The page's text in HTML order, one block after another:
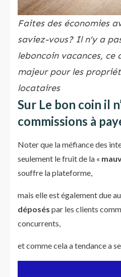
Faites des économies
saviez-vous? Il n’y a
leboncoin vacances,
majeur pour les
locataires
Sur Le bon coin il
commissions à
Noter que la méfiance des
seulement le fruit de la «
souffre la plateforme,
mais elle est également due
déposés par les clients
concurrents,
et comme cela a tendance a